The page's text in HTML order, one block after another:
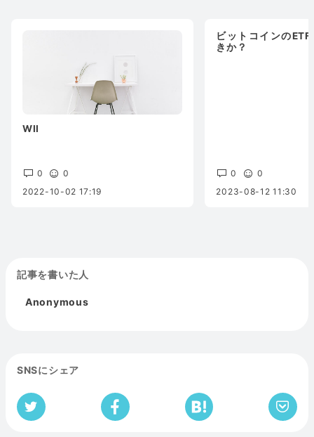
WII
0
0
2022-10-02 17:19
ビットコインの
きか？
0
0
2023-08-12 11:30
記事を書いた人
Anonymous
SNSにシェア